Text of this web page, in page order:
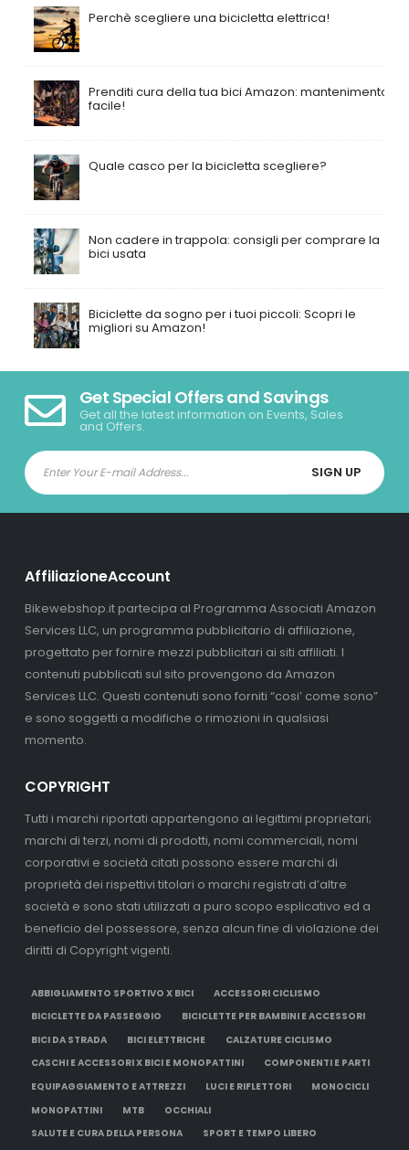
Perchè scegliere una bicicletta elettrica!
Prenditi cura della tua bici Amazon: mantenimento
facile!
Quale casco per la bicicletta scegliere?
Non cadere in trappola: consigli per comprare la
bici usata
Biciclette da sogno per i tuoi piccoli: Scopri le
migliori su Amazon!
Get Special Offers and Savings
Get all the latest information on Events, Sales
and Offers.
AffiliazioneAccount
Bikewebshop.it partecipa al Programma Associati Amazon
Services LLC, un programma pubblicitario di affiliazione,
progettato per fornire mezzi pubblicitari ai siti affiliati. I
contenuti pubblicati sul sito provengono da Amazon
Services LLC. Questi contenuti sono forniti “cosi’ come sono”
e sono soggetti a modifiche o rimozioni in qualsiasi
momento.
COPYRIGHT
Tutti i marchi riportati appartengono ai legittimi proprietari;
marchi di terzi, nomi di prodotti, nomi commerciali, nomi
corporativi e società citati possono essere marchi di
proprietà dei rispettivi titolari o marchi registrati d’altre
società e sono stati utilizzati a puro scopo esplicativo ed a
beneficio del possessore, senza alcun fine di violazione dei
diritti di Copyright vigenti.
ABBIGLIAMENTO SPORTIVO X BICI
ACCESSORI CICLISMO
BICICLETTE DA PASSEGGIO
BICICLETTE PER BAMBINI E ACCESSORI
BICI DA STRADA
BICI ELETTRICHE
CALZATURE CICLISMO
CASCHI E ACCESSORI X BICI E MONOPATTINI
COMPONENTI E PARTI
EQUIPAGGIAMENTO E ATTREZZI
LUCI E RIFLETTORI
MONOCICLI
MONOPATTINI
MTB
OCCHIALI
SALUTE E CURA DELLA PERSONA
SPORT E TEMPO LIBERO